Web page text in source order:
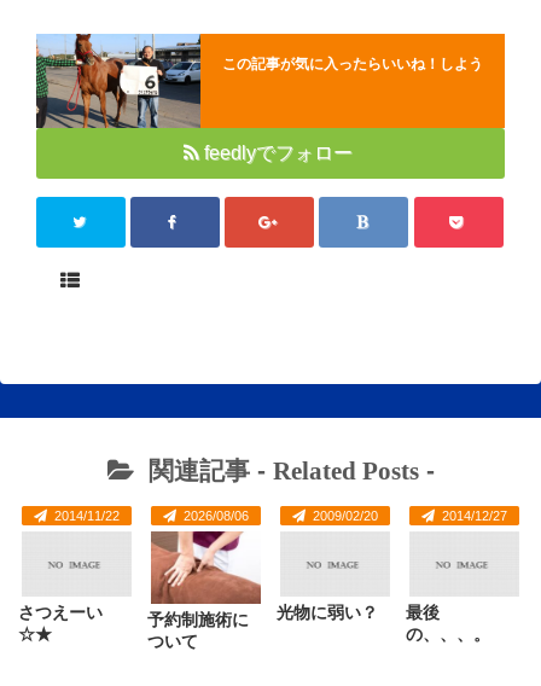
この記事が気に入ったらいいね！しよう
feedlyでフォロー
関連記事 - Related Posts-
2014/11/22
さつえーい
☆★
2026/08/06
予約制施術に
ついて
2009/02/20
光物に弱い？
2014/12/27
最後
の、、、。